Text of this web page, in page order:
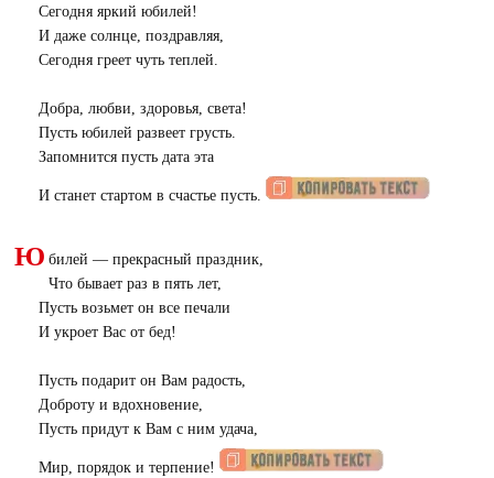
Сегодня яркий юбилей!
И даже солнце, поздравляя,
Сегодня греет чуть теплей.
Добра, любви, здоровья, света!
Пусть юбилей развеет грусть.
Запомнится пусть дата эта
И станет стартом в счастье пусть.
Ю билей — прекрасный праздник,
Что бывает раз в пять лет,
Пусть возьмет он все печали
И укроет Вас от бед!
Пусть подарит он Вам радость,
Доброту и вдохновение,
Пусть придут к Вам с ним удача,
Мир, порядок и терпение!